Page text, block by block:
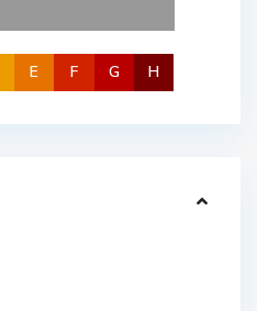
E F G H